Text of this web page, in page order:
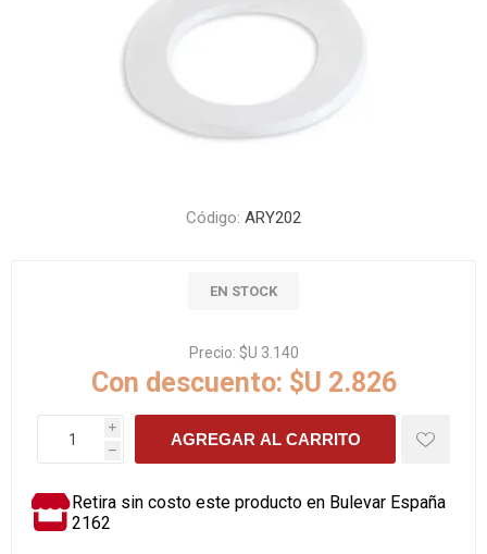
Código: ARY202
EN STOCK
Precio: $U 3.140
Con descuento: $U 2.826
i
h
AGREGAR AL CARRITO
Retira sin costo este producto en Bulevar España
2162